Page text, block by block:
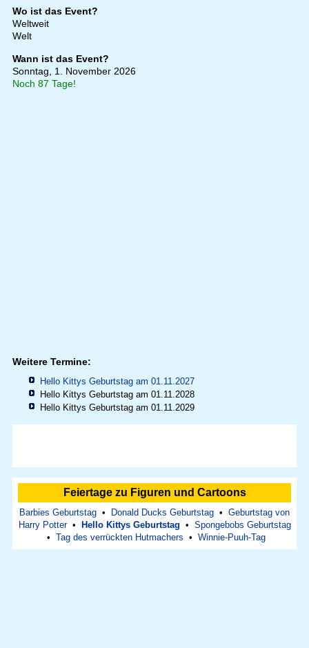
Wo ist das Event?
Weltweit
Welt
Wann ist das Event?
Sonntag, 1. November 2026
Noch 87 Tage!
Weitere Termine:
Hello Kittys Geburtstag am 01.11.2027
Hello Kittys Geburtstag am 01.11.2028
Hello Kittys Geburtstag am 01.11.2029
Feiertage zu Figuren und Cartoons
Barbies Geburtstag • Donald Ducks Geburtstag • Geburtstag von
Harry Potter• Hello Kittys Geburtstag • Spongebobs Geburtstag
• Tag des verrückten Hutmachers • Winnie-Puuh-Tag